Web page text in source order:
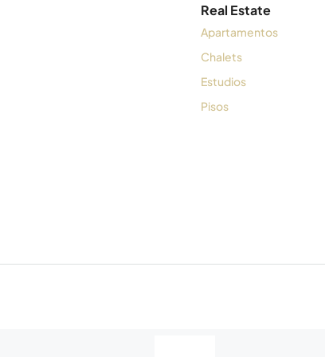
Real Estate
Apartamentos
Chalets
Estudios
Pisos